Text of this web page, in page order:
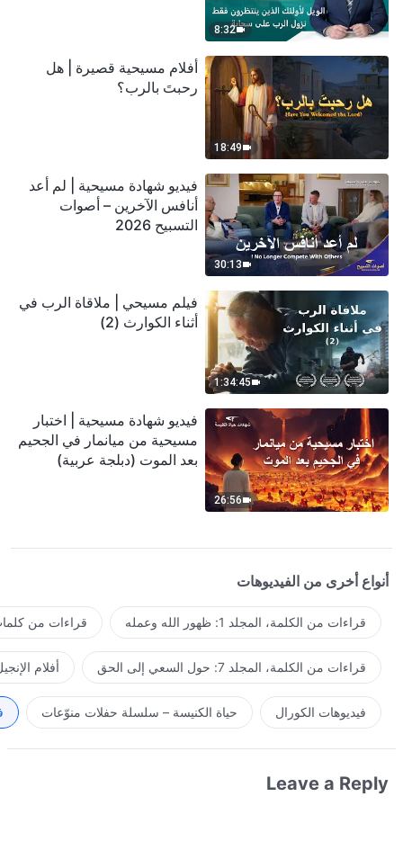
8:32
18:49
أفلام مسيحية قصيرة | هل
رحبتَ بالرب؟
30:13
فيديو شهادة مسيحية | لم أعد
أنافس الآخرين – أصوات
التسبيح 2026
1:34:45
فيلم مسيحي | ملاقاة الرب في
أثناء الكوارث (2)
26:56
فيديو شهادة مسيحية | اختبار
مسيحية من ميانمار في الجحيم
بعد الموت (دبلجة عربية)
أنواع أخرى من الفيديوهات
قراءات من الكلمة، المجلد 1: ظهور الله وعمله قراءات من
قراءات من الكلمة، المجلد 7: حول السعي إلى الحق أفلام
فيديوهات الكورال حياة الكنيسة – سلسلة حفلات منوّعات
Leave a Reply